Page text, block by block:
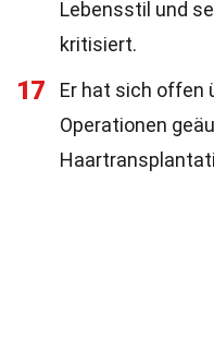
Lebensstil und
kritisiert.
17
Er hat sich offen
Operationen